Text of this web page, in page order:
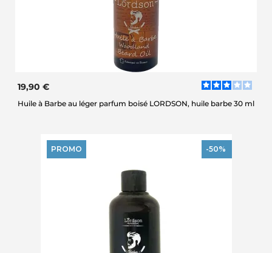
19,90 €
Huile à Barbe au léger parfum boisé LORDSON, huile barbe 30 ml
PROMO -50%